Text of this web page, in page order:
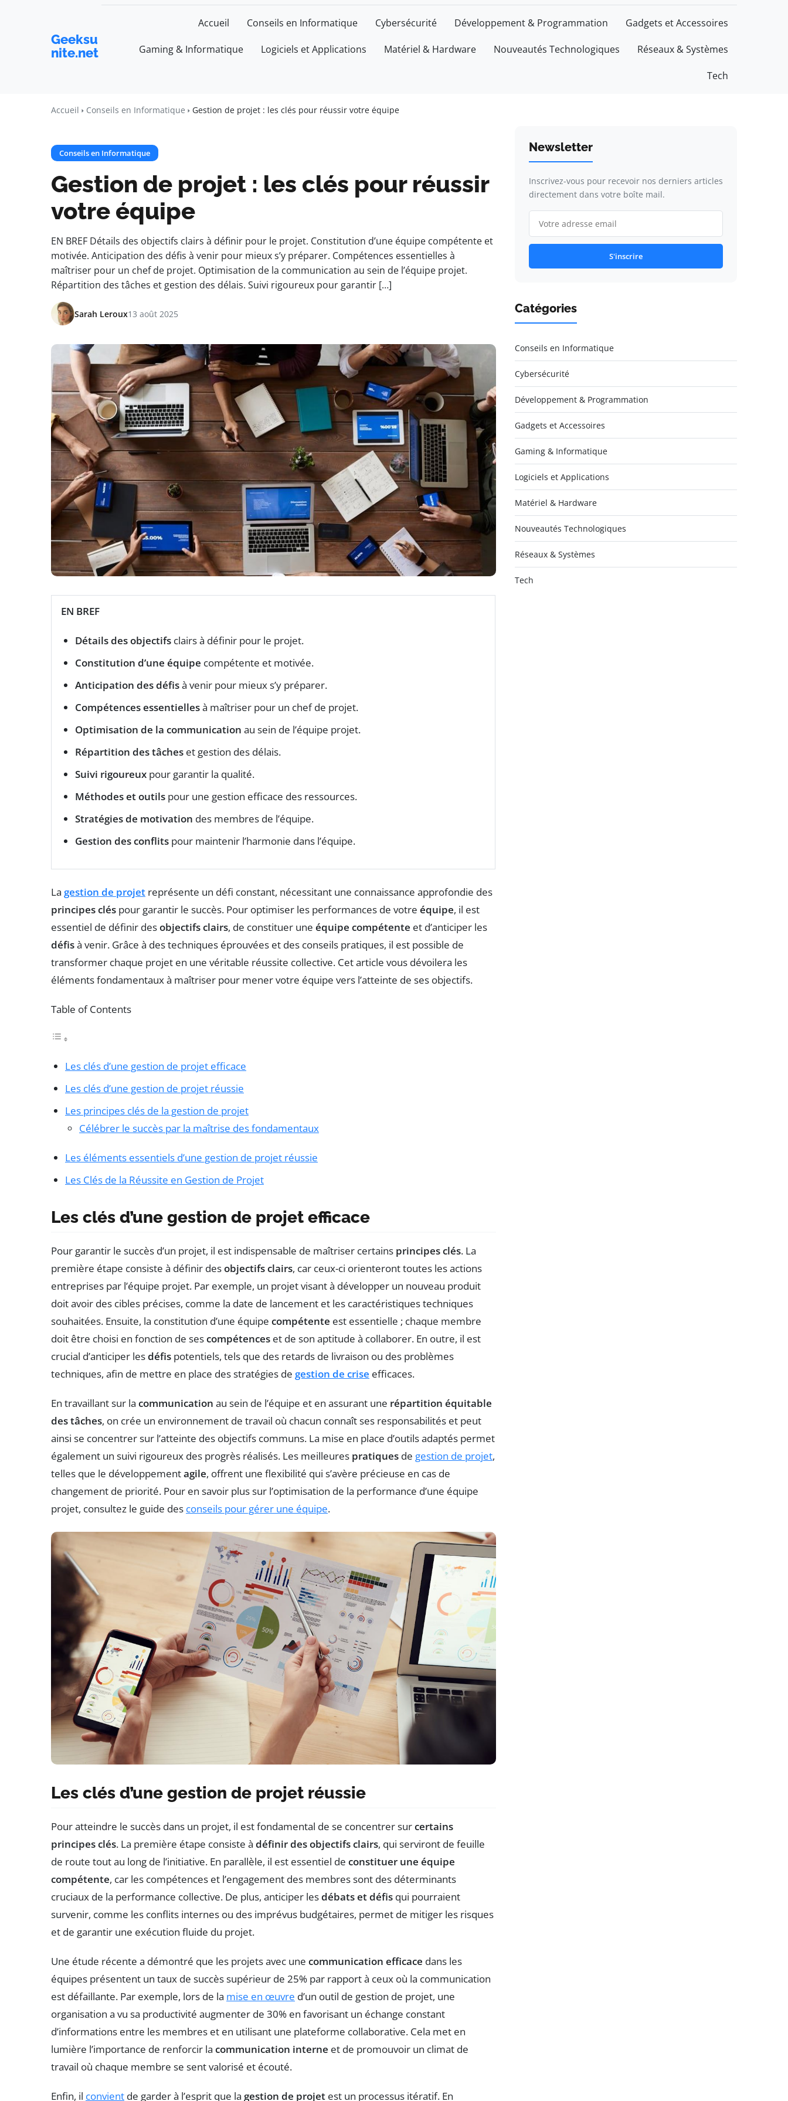
Geeksu
nite.net
Accueil Conseils en Informatique Cybersécurité Développement & Programmation Gadgets et Accessoires
Gaming & Informatique Logiciels et Applications Matériel & Hardware Nouveautés Technologiques Réseaux & Systèmes
Tech
Accueil Conseils en Informatique Gestion de projet : les clés pour réussir votre équipe
Conseils en Informatique
Gestion de projet : les clés pour réussir
votre équipe
EN BREF Détails des objectifs clairs à définir pour le projet. Constitution d’une équipe compétente et
motivée. Anticipation des défis à venir pour mieux s’y préparer. Compétences essentielles à
maîtriser pour un chef de projet. Optimisation de la communication au sein de l’équipe projet.
Répartition des tâches et gestion des délais. Suivi rigoureux pour garantir […]
Sarah Leroux13 août 2025
EN BREF
Détails des objectifs clairs à définir pour le projet.
Constitution d’une équipe compétente et motivée.
Anticipation des défisà venir pour mieux s’y préparer.
Compétences essentiellesà maîtriser pour un chef de projet.
Optimisation de la communication au sein de l’équipe projet.
Répartition des tâches et gestion des délais.
Suivi rigoureux pour garantir la qualité.
Méthodes et outils pour une gestion efficace des ressources.
Stratégies de motivation des membres de l’équipe.
Gestion des conflits pour maintenir l’harmonie dans l’équipe.
La gestion de projet représente un défi constant, nécessitant une connaissance approfondie des
principes clés pour garantir le succès. Pour optimiser les performances de votre équipe, il est
essentiel de définir desobjectifs clairs, de constituer une équipe compétente et d’anticiper les
défisà venir. Grâce à des techniques éprouvées et des conseils pratiques, il est possible de
transformer chaque projet en une véritable réussite collective. Cet article vous dévoilera les
éléments fondamentaux à maîtriser pour mener votre équipe vers l’atteinte de ses objectifs.
Table of Contents
Les clés d’une gestion de projet efficace
Les clés d’une gestion de projet réussie
Les principes clés de la gestion de projet
Célébrer le succès par la maîtrise des fondamentaux
Les éléments essentiels d’une gestion de projet réussie
Les Clés de la Réussite en Gestion de Projet
Les clés d’une gestion de projet efficace
Pour garantir le succès d’un projet, il est indispensable de maîtriser certains principes clés. La
première étape consiste à définir desobjectifs clairs, car ceux-ci orienteront toutes les actions
entreprises par l’équipe projet. Par exemple, un projet visant à développer un nouveau produit
doit avoir des cibles précises, comme la date de lancement et les caractéristiques techniques
souhaitées. Ensuite, la constitution d’une équipe compétente est essentielle ; chaque membre
doit être choisi en fonction de sescompétences et de son aptitude à collaborer. En outre, il est
crucial d’anticiper lesdéfis potentiels, tels que des retards de livraison ou des problèmes
techniques, afin de mettre en place des stratégies de gestion de crise efficaces.
En travaillant sur la communication au sein de l’équipe et en assurant une répartition équitable
des tâches, on crée un environnement de travail où chacun connaît ses responsabilités et peut
ainsi se concentrer sur l’atteinte des objectifs communs. La mise en place d’outils adaptés permet
également un suivi rigoureux des progrès réalisés. Les meilleures pratiques de gestion de projet,
telles que le développementagile, offrent une flexibilité qui s’avère précieuse en cas de
changement de priorité. Pour en savoir plus sur l’optimisation de la performance d’une équipe
projet, consultez le guide des conseils pour gérer une équipe.
Les clés d’une gestion de projet réussie
Pour atteindre le succès dans un projet, il est fondamental de se concentrer surcertains
principes clés. La première étape consiste à définir des objectifs clairs, qui serviront de feuille
de route tout au long de l’initiative. En parallèle, il est essentiel de constituer une équipe
compétente, car les compétences et l’engagement des membres sont des déterminants
cruciaux de la performance collective. De plus, anticiper lesdébats et défis qui pourraient
survenir, comme les conflits internes ou des imprévus budgétaires, permet de mitiger les risques
et de garantir une exécution fluide du projet.
Une étude récente a démontré que les projets avec une communication efficace dans les
équipes présentent un taux de succès supérieur de 25% par rapport à ceux où la communication
est défaillante. Par exemple, lors de la mise en œuvre d’un outil de gestion de projet, une
organisation a vu sa productivité augmenter de 30% en favorisant un échange constant
d’informations entre les membres et en utilisant une plateforme collaborative. Cela met en
lumière l’importance de renforcir la communication interne et de promouvoir un climat de
travail où chaque membre se sent valorisé et écouté.
Enfin, il convient de garder à l’esprit que la gestion de projet est un processus itératif. En
Newsletter
Inscrivez-vous pour recevoir nos derniers articles
directement dans votre boîte mail.
S'inscrire
Catégories
Conseils en Informatique
Cybersécurité
Développement & Programmation
Gadgets et Accessoires
Gaming & Informatique
Logiciels et Applications
Matériel & Hardware
Nouveautés Technologiques
Réseaux & Systèmes
Tech